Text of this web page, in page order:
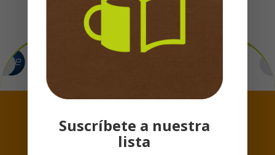
Formas de Pago
Síguenos
Suscríbete a nuestra
lista